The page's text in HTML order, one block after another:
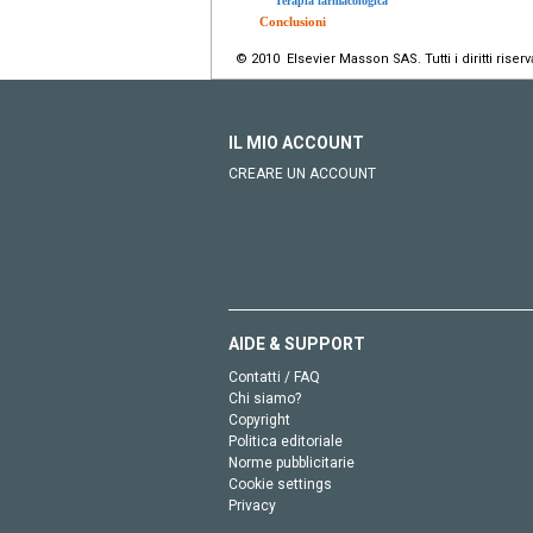
Conclusioni
© 2010 Elsevier Masson SAS. Tutti i diritti
IL MIO ACCOUNT
CREARE UN ACCOUNT
AIDE & SUPPORT
Contatti / FAQ
Chi siamo?
Copyright
Politica editoriale
Norme pubblicitarie
Cookie settings
Privacy